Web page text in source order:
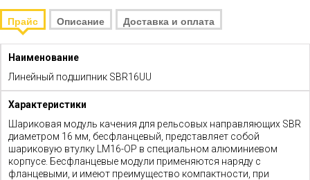
Прайс Описание Доставка и оплата
Линейный подшипник SBR16UU
Шариковая модуль качения для рельсовых направляющих SBR
диаметром 16 мм, бесфланцевый, представляет собой
шариковую втулку LM16-OP в специальном алюминиевом
корпусе. Бесфланцевые модули применяются наряду с
фланцевыми, и имеют преимущество компактности, при